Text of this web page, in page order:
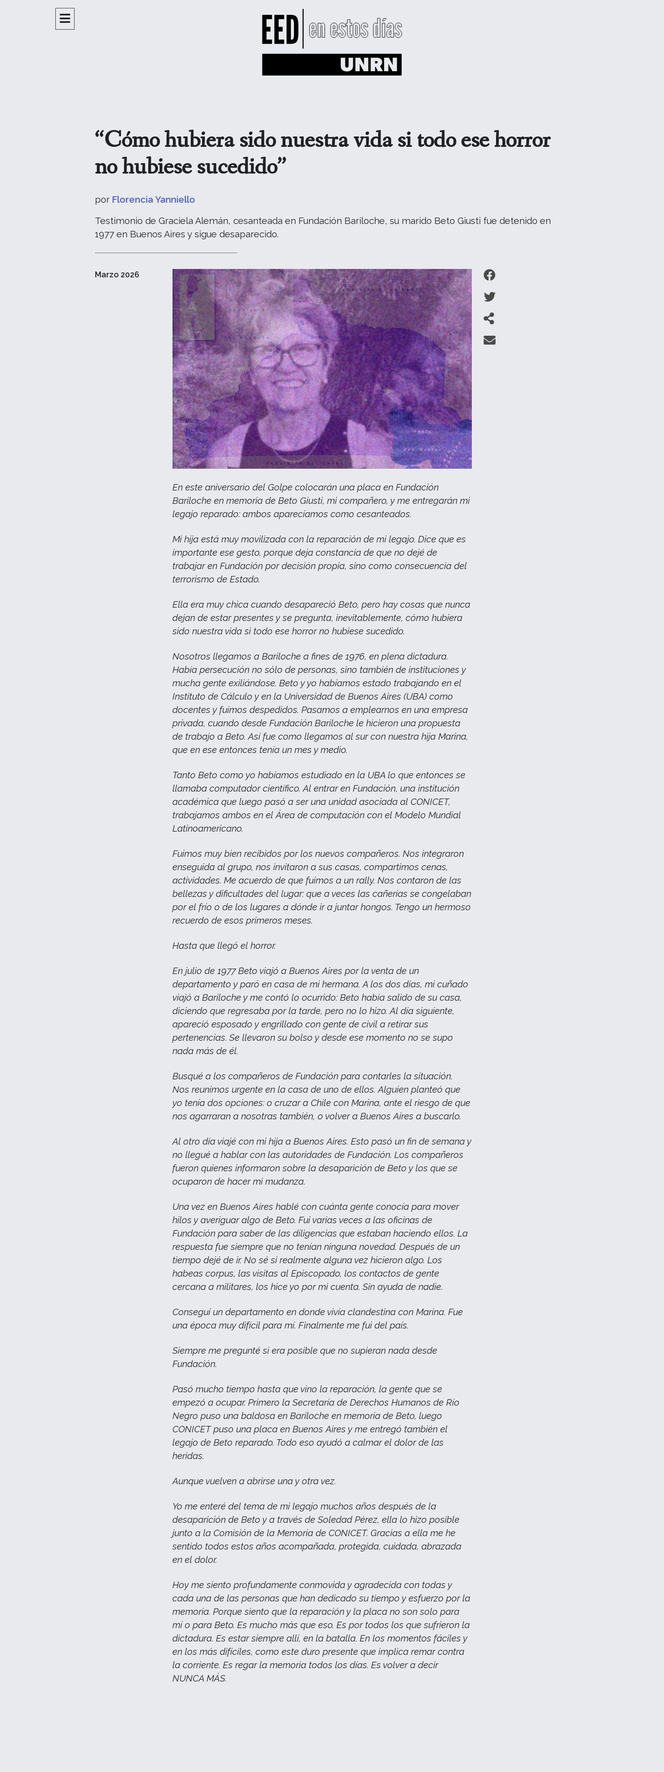
“Cómo hubiera sido nuestra vida si todo ese horror
no hubiese sucedido”
por Florencia Yanniello
Testimonio de Graciela Alemán, cesanteada en Fundación Bariloche, su marido Beto Giusti fue detenido en
1977 en Buenos Aires y sigue desaparecido.
Marzo 2026
En este aniversario del Golpe colocarán una placa en Fundación
Bariloche en memoria de Beto Giusti, mi compañero, y me entregarán mi
legajo reparado: ambos aparecíamos como cesanteados.
Mi hija está muy movilizada con la reparación de mi legajo. Dice que es
importante ese gesto, porque deja constancia de que no dejé de
trabajar en Fundación por decisión propia, sino como consecuencia del
terrorismo de Estado.
Ella era muy chica cuando desapareció Beto, pero hay cosas que nunca
dejan de estar presentes y se pregunta, inevitablemente, cómo hubiera
sido nuestra vida si todo ese horror no hubiese sucedido.
Nosotros llegamos a Bariloche a fines de 1976, en plena dictadura.
Había persecución no sólo de personas, sino también de instituciones y
mucha gente exiliándose. Beto y yo habíamos estado trabajando en el
Instituto de Cálculo y en la Universidad de Buenos Aires (UBA) como
docentes y fuimos despedidos. Pasamos a emplearnos en una empresa
privada, cuando desde Fundación Bariloche le hicieron una propuesta
de trabajo a Beto. Así fue como llegamos al sur con nuestra hija Marina,
que en ese entonces tenía un mes y medio.
Tanto Beto como yo habíamos estudiado en la UBA lo que entonces se
llamaba computador científico. Al entrar en Fundación, una institución
académica que luego pasó a ser una unidad asociada al CONICET,
trabajamos ambos en el Área de computación con el Modelo Mundial
Latinoamericano.
Fuimos muy bien recibidos por los nuevos compañeros. Nos integraron
enseguida al grupo, nos invitaron a sus casas, compartimos cenas,
actividades. Me acuerdo de que fuimos a un rally. Nos contaron de las
bellezas y dificultades del lugar: que a veces las cañerías se congelaban
por el frío o de los lugares a dónde ir a juntar hongos. Tengo un hermoso
recuerdo de esos primeros meses.
Hasta que llegó el horror.
En julio de 1977 Beto viajó a Buenos Aires por la venta de un
departamento y paró en casa de mi hermana. A los dos días, mi cuñado
viajó a Bariloche y me contó lo ocurrido: Beto había salido de su casa,
diciendo que regresaba por la tarde, pero no lo hizo. Al día siguiente,
apareció esposado y engrillado con gente de civil a retirar sus
pertenencias. Se llevaron su bolso y desde ese momento no se supo
nada más de él.
Busqué a los compañeros de Fundación para contarles la situación.
Nos reunimos urgente en la casa de uno de ellos. Alguien planteó que
yo tenía dos opciones: o cruzar a Chile con Marina, ante el riesgo de que
nos agarraran a nosotras también, o volver a Buenos Aires a buscarlo.
Al otro día viajé con mi hija a Buenos Aires. Esto pasó un fin de semana y
no llegué a hablar con las autoridades de Fundación. Los compañeros
fueron quienes informaron sobre la desaparición de Beto y los que se
ocuparon de hacer mi mudanza.
Una vez en Buenos Aires hablé con cuánta gente conocía para mover
hilos y averiguar algo de Beto. Fui varias veces a las oficinas de
Fundación para saber de las diligencias que estaban haciendo ellos. La
respuesta fue siempre que no tenían ninguna novedad. Después de un
tiempo dejé de ir. No sé si realmente alguna vez hicieron algo. Los
habeas corpus, las visitas al Episcopado, los contactos de gente
cercana a militares, los hice yo por mi cuenta. Sin ayuda de nadie.
Conseguí un departamento en donde vivía clandestina con Marina. Fue
una época muy difícil para mí. Finalmente me fui del país.
Siempre me pregunté si era posible que no supieran nada desde
Fundación.
Pasó mucho tiempo hasta que vino la reparación, la gente que se
empezó a ocupar. Primero la Secretaría de Derechos Humanos de Río
Negro puso una baldosa en Bariloche en memoria de Beto, luego
CONICET puso una placa en Buenos Aires y me entregó también el
legajo de Beto reparado. Todo eso ayudó a calmar el dolor de las
heridas.
Aunque vuelven a abrirse una y otra vez.
Yo me enteré del tema de mi legajo muchos años después de la
desaparición de Beto y a través de Soledad Pérez, ella lo hizo posible
junto a la Comisión de la Memoria de CONICET. Gracias a ella me he
sentido todos estos años acompañada, protegida, cuidada, abrazada
en el dolor.
Hoy me siento profundamente conmovida y agradecida con todas y
cada una de las personas que han dedicado su tiempo y esfuerzo por la
memoria. Porque siento que la reparación y la placa no son solo para
mí o para Beto. Es mucho más que eso. Es por todos los que sufrieron la
dictadura. Es estar siempre allí, en la batalla. En los momentos fáciles y
en los más difíciles, como este duro presente que implica remar contra
la corriente. Es regar la memoria todos los días. Es volver a decir
NUNCA MÁS.